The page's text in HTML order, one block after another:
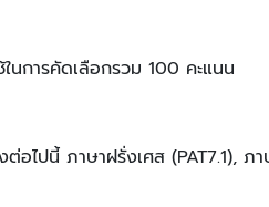
นการคัดเลือกรวม 100 คะแนน
ต่อไปนี้ ภาษาฝรั่งเศส (PAT7.1),